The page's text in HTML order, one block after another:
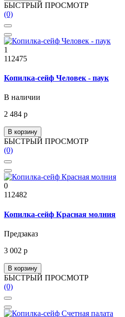
БЫСТРЫЙ ПРОСМОТР
(0)
1
112475
Копилка-сейф Человек - паук
В наличии
2 484 р
В корзину
БЫСТРЫЙ ПРОСМОТР
(0)
0
112482
Копилка-сейф Красная молния
Предзаказ
3 002 р
В корзину
БЫСТРЫЙ ПРОСМОТР
(0)